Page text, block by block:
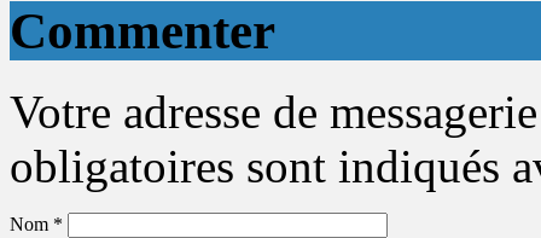
Commenter
Votre adresse de
obligatoires sont indiqués
Nom *